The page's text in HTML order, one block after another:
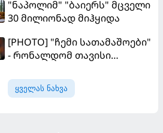
"ნაპოლიმ" "ბაიერს" მცველი
30 მილიონად მიჰყიდა
[PHOTO] "ჩემი სათამაშოები"
- რონალდომ თავისი
ყველას ნახვა